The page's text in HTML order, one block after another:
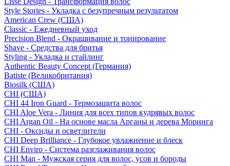
Style Stories - Укладка с безупречным результатом
American Crew (США)
Classic - Ежедневный уход
Precision Blend - Окрашивание и тонирование
Shave - Средства для бритья
Styling - Укладка и стайлинг
Authentic Beauty Concept (Германия)
Batiste (Великобритания)
Biosilk (США)
CHI (США)
CHI 44 Iron Guard - Термозащита волос
CHI Aloe Vera - Линия для всех типов кудрявых волос
CHI Argan Oil - На основе масла Арганы и дерева Моринга
CHI - Оксиды и осветлители
CHI Deep Brilliance - Глубокое увлажнение и блеск
CHI Enviro - Система разглаживания волос
CHI Man - Мужская серия для волос, усов и бороды